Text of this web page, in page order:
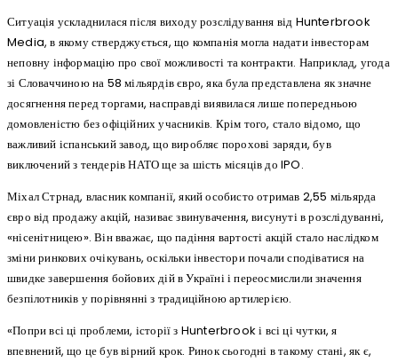
Ситуація ускладнилася після виходу розслідування від Hunterbrook
Media, в якому стверджується, що компанія могла надати інвесторам
неповну інформацію про свої можливості та контракти. Наприклад, угода
зі Словаччиною на 58 мільярдів євро, яка була представлена як значне
досягнення перед торгами, насправді виявилася лише попередньою
домовленістю без офіційних учасників. Крім того, стало відомо, що
важливий іспанський завод, що виробляє порохові заряди, був
виключений з тендерів НАТО ще за шість місяців до IPO.
Міхал Стрнад, власник компанії, який особисто отримав 2,55 мільярда
євро від продажу акцій, називає звинувачення, висунуті в розслідуванні,
«нісенітницею». Він вважає, що падіння вартості акцій стало наслідком
зміни ринкових очікувань, оскільки інвестори почали сподіватися на
швидке завершення бойових дій в Україні і переосмислили значення
безпілотників у порівнянні з традиційною артилерією.
«Попри всі ці проблеми, історії з Hunterbrook і всі ці чутки, я
впевнений, що це був вірний крок. Ринок сьогодні в такому стані, як є,